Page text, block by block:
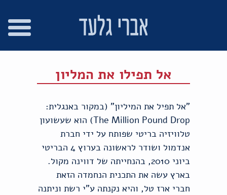
אל תפילו את המליון
"אל תפיל את המיליון" (במקור באנגלית:
The Million Pound Drop) הוא שעשועון
טלוויזיה בריטי שפותח על ידי חברת
אנדמול ושודר לראשונה בערוץ 4 הבריטי
ביוני 2010, בהנחייתה של דווינה מקול.
בארץ עשה את התכנית הנחמדה הזאת
חברי ארז טל, והיא נקנתה ע"י רשת וניתנה